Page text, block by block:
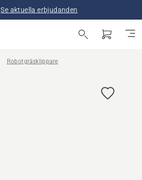
Se aktuella erbjudanden
Robotgräsklippare